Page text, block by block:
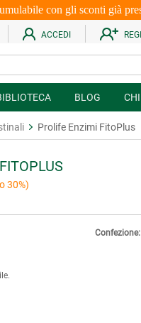
con gli sconti già
ACCEDI
BLOG
Prolife Enzimi FitoPlus
30%)
Confezione: